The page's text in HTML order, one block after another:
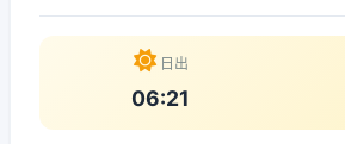
日出
06:21